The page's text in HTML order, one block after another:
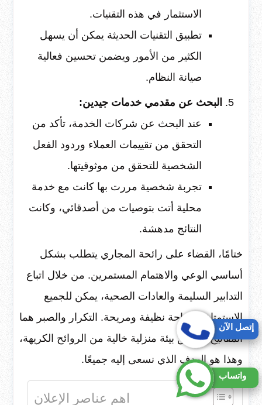
الاستثمار في هذه التقنيات.
تطبيق التقنيات الحديثة يمكن أن يسهل
الكثير من الأمور ويضمن تحسين فعالية
صيانة النظام.
البحث عن مقدمي خدمات جيدين:
عند البحث عن شركات الخدمة، تأكد من
التحقق من تقييمات العملاء وردود الفعل
الشخصية للتحقق من موثوقيتها.
تجربة شخصية مررت بها كانت مع خدمة
محلية أتت بتوصيات من أصدقائي، وكانت
النتائج مدهشة.
ختامًا، القضاء على رائحة المجاري يتطلب بشكل
أساسي الوعي والاهتمام المستمرين. من خلال اتباع
التدابير السليمة والعادات الصحية، يمكن للجميع
الاستمتاع بمساحة نظيفة ومريحة. التكرار والصبر هما
المفاتيح لتحقيق بيئة منزلية خالية من الروائح الكريهة،
وهذا هو الهدف الذي نسعى إليه جميعًا.
اهم عناصر الإعلان
واتساب
إتصل الآن